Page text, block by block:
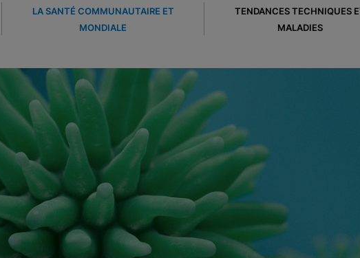
LA SANTÉ COMMUNAUTAIRE ET
MONDIALE
TENDANCES TECHNIQUES
MALADIES